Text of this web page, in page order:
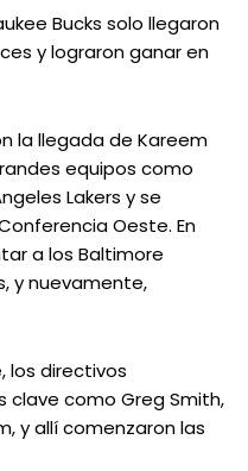
Bucks solo llegaron
y lograron ganar en
la llegada de Kareem
equipos como
Lakers y se
Oeste. En
a los Baltimore
y nuevamente,
los directivos
clave como Greg Smith,
y allí comenzaron las